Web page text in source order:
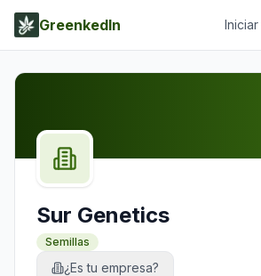
GreenkedIn
Sur Genetics
Semillas
¿Es tu empresa?